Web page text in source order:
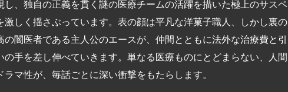
、独自の正義を貫く謎の医療チームの活躍を描いた極上のサスペ
激しく揺さぶっています。表の顔は平凡な洋菓子職人、しかし裏の
闇医者である主人公のエースが、仲間とともに法外な治療費と引
の手を差し伸べていきます。単なる医療ものにとどまらない、人間
マ性が、毎話ごとに深い衝撃をもたらします。